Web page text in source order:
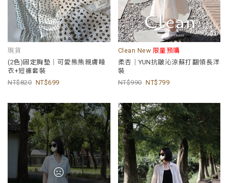
現貨
(2色)固定胸墊｜可愛熊熊親膚睡
衣+短褲套裝
820
699
Clean New 限量預購
柔杏｜YUN抗皺沁涼蘇打翻領長洋
裝
990
799